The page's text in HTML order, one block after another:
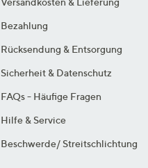
Bezahlung
Rücksendung & Entsorgung
Sicherheit & Datenschutz
FAQs - Häufige Fragen
Hilfe & Service
Beschwerde/ Streitschlichtung